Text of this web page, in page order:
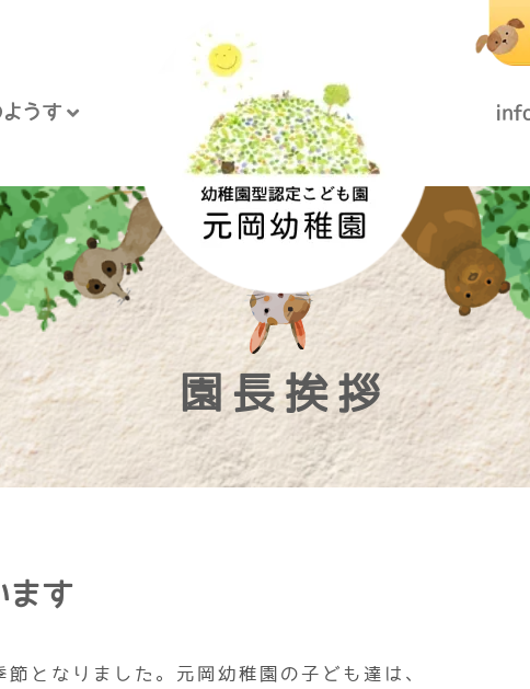
うす
園長挨拶
ます
となりました。元岡幼稚園の子ども達は、